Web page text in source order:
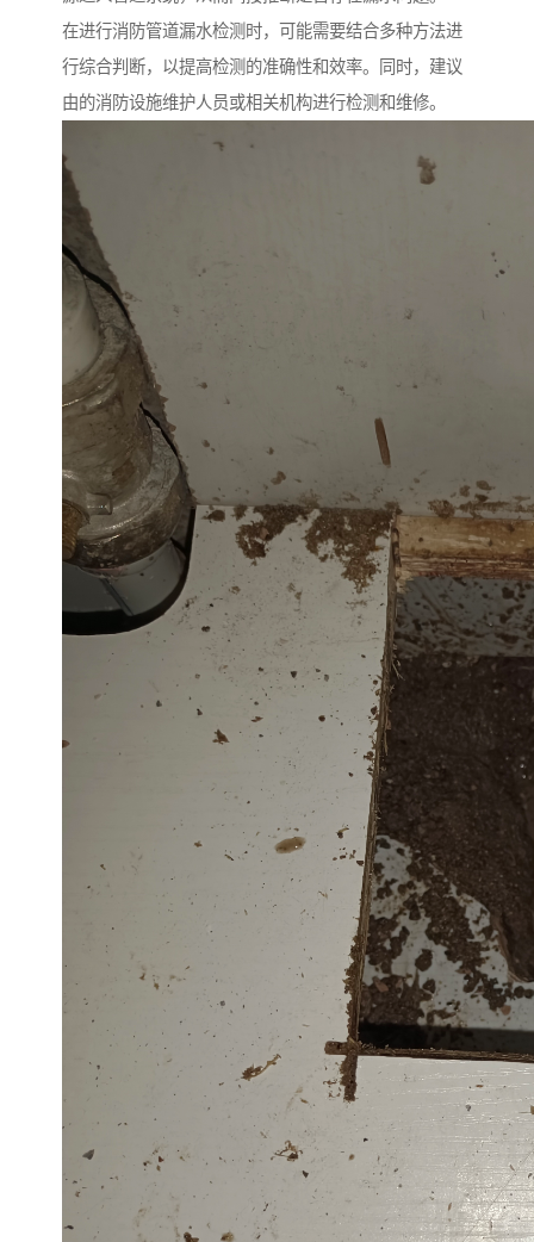
在进行消防管道漏水检测时，可能需要结合多种方法进
行综合判断，以提高检测的准确性和效率。同时，建议
由的消防设施维护人员或相关机构进行检测和维修。